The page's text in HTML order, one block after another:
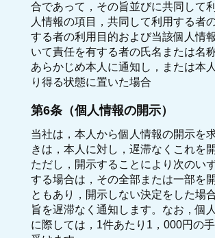
合であって，その旨並びに共同して
人情報の項目，共同して利用する者
する者の利用目的および当該個人情
いて責任を有する者の氏名または名
あらかじめ本人に通知し，または本
り得る状態に置いた場合
第6条（個人情報の開示）
当社は，本人から個人情報の開示を
きは，本人に対し，遅滞なくこれを
ただし，開示することにより次のい
する場合は，その全部または一部を
ともあり，開示しない決定をした場
旨を遅滞なく通知します。なお，個
に際しては，1件あたり1，000円の